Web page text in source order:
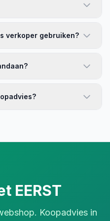
verkoper gebruiken?
EERST
Koopadvies in